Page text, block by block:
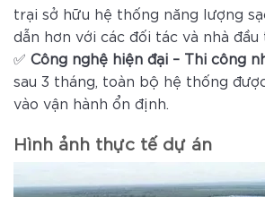
trại sở hữu hệ thống năng lượng
dẫn hơn với các đối tác và nhà đầu
✅ Công nghệ hiện đại – Thi công
sau 3 tháng, toàn bộ hệ thống
vào vận hành ổn định.
Hình ảnh thực tế dự án